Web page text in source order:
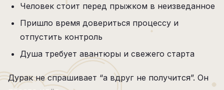
Человек стоит перед прыжком в неизведанное
Пришло время довериться процессу и
отпустить контроль
Душа требует авантюры и свежего старта
Дурак не спрашивает “а вдруг не получится”. Он